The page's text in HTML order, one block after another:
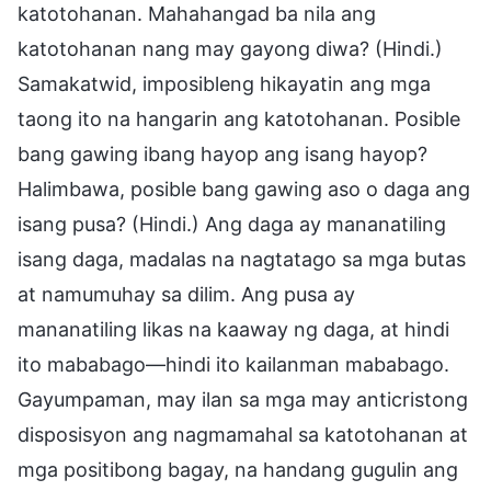
katotohanan. Mahahangad ba nila ang
katotohanan nang may gayong diwa? (Hindi.)
Samakatwid, imposibleng hikayatin ang mga
taong ito na hangarin ang katotohanan. Posible
bang gawing ibang hayop ang isang hayop?
Halimbawa, posible bang gawing aso o daga ang
isang pusa? (Hindi.) Ang daga ay mananatiling
isang daga, madalas na nagtatago sa mga butas
at namumuhay sa dilim. Ang pusa ay
mananatiling likas na kaaway ng daga, at hindi
ito mababago—hindi ito kailanman mababago.
Gayumpaman, may ilan sa mga may anticristong
disposisyon ang nagmamahal sa katotohanan at
mga positibong bagay, na handang gugulin ang